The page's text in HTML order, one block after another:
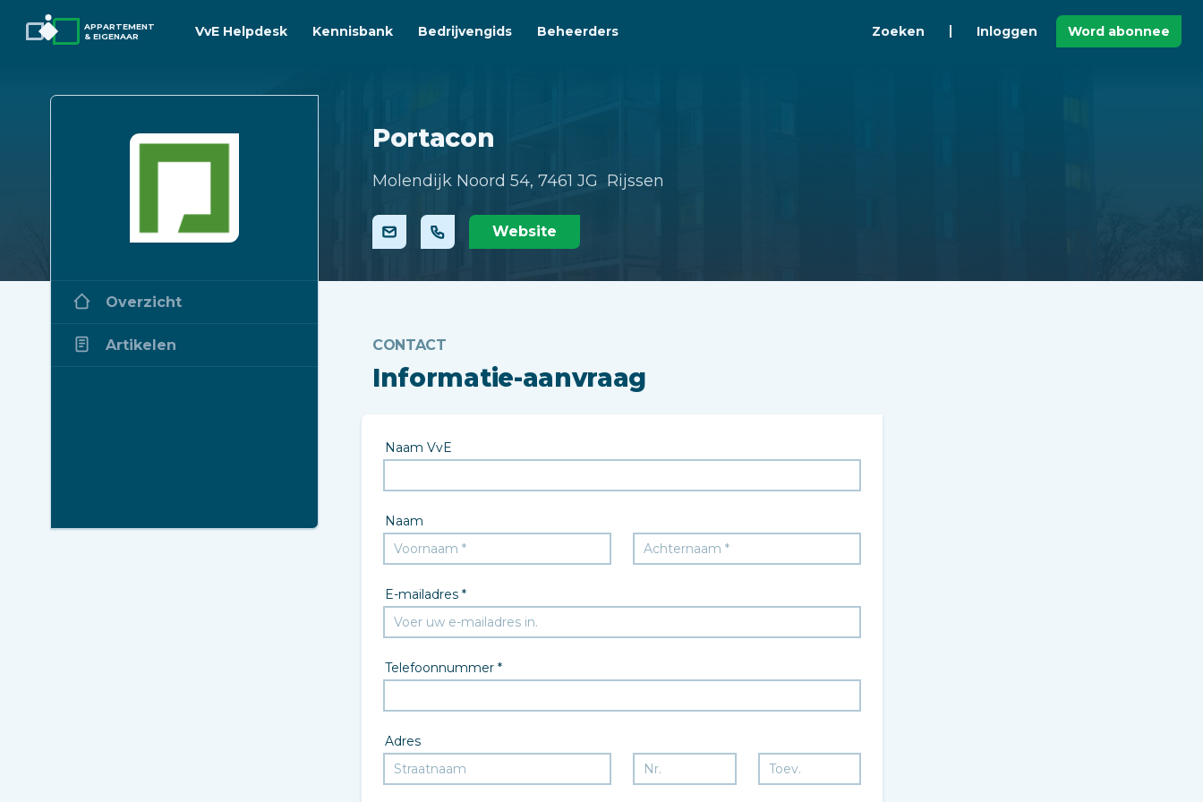
APPARTEMENT
& EIGENAAR
VvE Helpdesk Kennisbank Bedrijvengids Beheerders Zoeken Inloggen Word abonnee
Portacon
Molendijk Noord 54, 7461 JG Rijssen
Website
Overzicht
Artikelen CONTACT
Informatie-aanvraag
Naam VvE
Naam
E-mailadres *
Telefoonnummer *
Adres